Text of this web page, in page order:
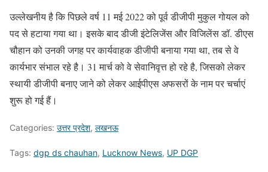
उल्लेखनीय है कि पिछले वर्ष 11 मई 2022 को पूर्व डीजीपी मुकुल गोयल को
पद से हटाया गया था। इसके बाद डीजी इंटेलिजेंस और विजिलेंस डॉ. डीएस
चौहान को उनकी जगह पर कार्यवाहक डीजीपी बनाया गया था, तब से वे
कार्यभार संभाल रहे है। 31 मार्च को वे सेवानिवृत्त हो रहे है, जिसको लेकर
स्थायी डीजीपी बनाए जाने को लेकर आईपीएस अफसरों के नाम पर चर्चाएं
शुरू हो गई हैं।
Categories: उत्तर प्रदेश, लखनऊ
Tags: dgp ds chauhan, Lucknow News, UP DGP